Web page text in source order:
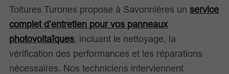
Toitures Turones propose à Savonnières un service
complet d’entretien pour vos panneaux
photovoltaïques, incluant le nettoyage, la
vérification des performances et les réparations
nécessaires. Nos techniciens interviennent